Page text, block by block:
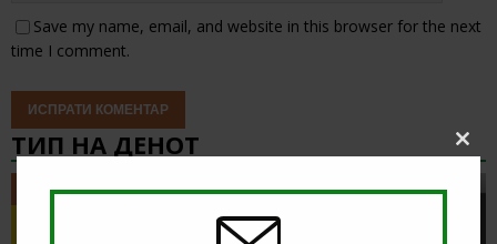
Save my name, email, and website in this browser for the next
time I comment.
ТИП НА ДЕНОТ
ТИП НА ДЕНОТ